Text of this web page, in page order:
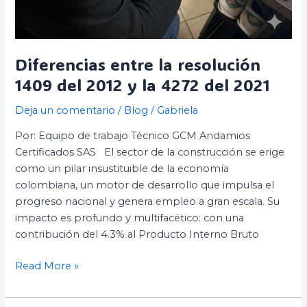
Diferencias entre la resolución
1409 del 2012 y la 4272 del 2021
Deja un comentario / Blog / Gabriela
Por: Equipo de trabajo Técnico GCM Andamios
Certificados SAS El sector de la construcción se erige
como un pilar insustituible de la economía
colombiana, un motor de desarrollo que impulsa el
progreso nacional y genera empleo a gran escala. Su
impacto es profundo y multifacético: con una
contribución del 4.3% al Producto Interno Bruto
Read More »